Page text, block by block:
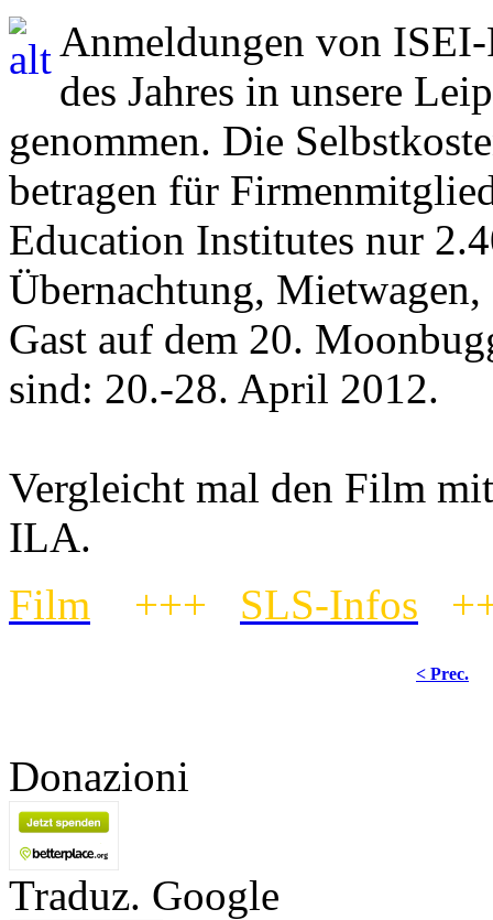
Anmeldungen von
des Jahres in unsere
genommen. Die
betragen für
Education Institutes nur
Übernachtung,
Gast auf dem 20.
sind: 20.-28. April 2012.
Vergleicht mal den Film
ILA.
Film +++ SLS-Infos
< Prec.
Donazioni
Traduz. Google